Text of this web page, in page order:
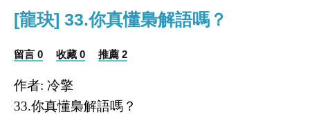
[龍玦] 33.你真懂梟解語嗎？
留言 0 收藏 0 推薦 2
作者: 冷擎
33.你真懂梟解語嗎？